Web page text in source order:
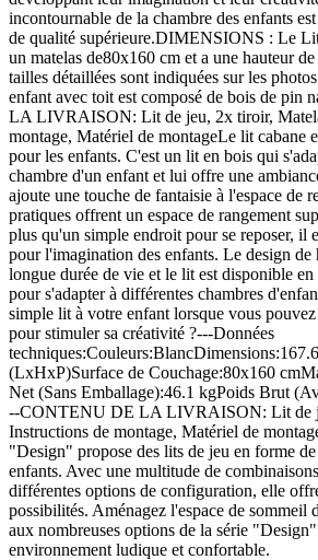
incontournable de la chambre des enfants
de qualité supérieure.DIMENSIONS : Le
un matelas de80x160 cm et a une hauteur
tailles détaillées sont indiquées sur les
enfant avec toit est composé de bois de pin
LA LIVRAISON: Lit de jeu, 2x tiroir,
montage, Matériel de montageLe lit cabane
pour les enfants. C'est un lit en bois qui
chambre d'un enfant et lui offre une
ajoute une touche de fantaisie à l'espace de
pratiques offrent un espace de rangement
plus qu'un simple endroit pour se reposer, il
pour l'imagination des enfants. Le design de
longue durée de vie et le lit est disponible
pour s'adapter à différentes chambres
simple lit à votre enfant lorsque vous
pour stimuler sa créativité ?---Données
(LxHxP)Surface de Couchage:80x160
Net (Sans Emballage):46.1 kgPoids Brut
--CONTENU DE LA LIVRAISON: Lit de
Instructions de montage, Matériel de
"Design" propose des lits de jeu en forme
enfants. Avec une multitude de
différentes options de configuration, elle
possibilités. Aménagez l'espace de sommeil
aux nombreuses options de la série
environnement ludique et confortable.